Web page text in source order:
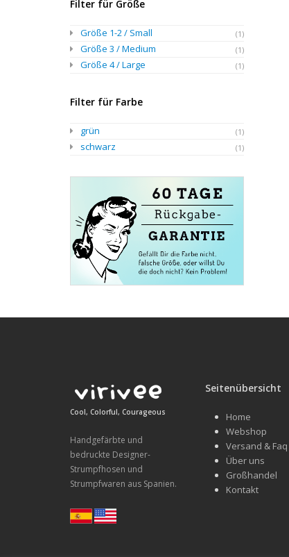
Filter für Größe
Größe 1-2 / Small (1)
Größe 3 / Medium (1)
Größe 4 / Large (1)
Filter für Farbe
grün (1)
schwarz (1)
Cool, Colorful, Courageous
Handgefärbte und
bedruckte Designer-
Strumpfhosen und
Strumpfwaren aus Spanien.
Seitenübersicht
Home
Webshop
Versand & Faq
Über uns
Großhandel
Kontakt